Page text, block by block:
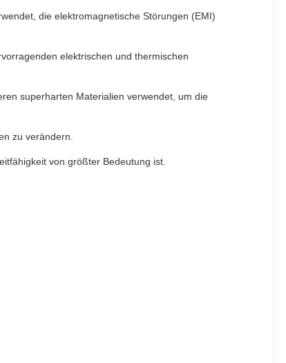
die elektromagnetische Störungen (EMI)
elektrischen und thermischen
superharten Materialien verwendet, um die
zu verändern.
von größter Bedeutung ist.